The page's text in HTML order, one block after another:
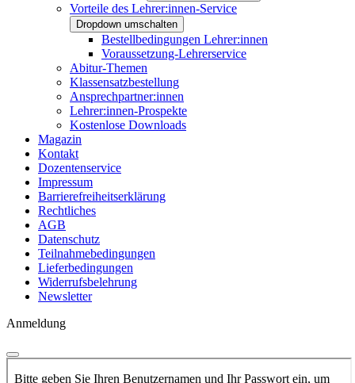
Vorteile des Lehrer:innen-Service
Dropdown umschalten
Bestellbedingungen Lehrer:innen
Voraussetzung-Lehrerservice
Abitur-Themen
Klassensatzbestellung
Ansprechpartner:innen
Lehrer:innen-Prospekte
Kostenlose Downloads
Magazin
Kontakt
Dozentenservice
Impressum
Barrierefreiheitserklärung
Rechtliches
AGB
Datenschutz
Teilnahmebedingungen
Lieferbedingungen
Widerrufsbelehrung
Newsletter
Anmeldung